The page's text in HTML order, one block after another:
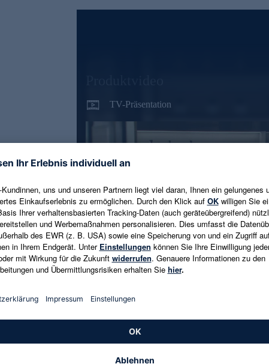
TV-Präsentation
Genannte Preise und Aktionen können abweichen